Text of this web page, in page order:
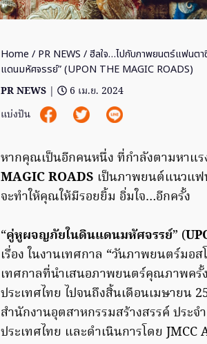
Home / PR NEWS / ฮีลใจ…ไปกับภาพยนตร์แฟนต
แดนมหัศจรรย์” (UPON THE MAGIC ROADS)
PR NEWS |
6 เม.ย. 2024
แบ่งปัน
หากคุณเป็นอีกคนหนึ่ง ที่กำลังตามหาแร
MAGIC ROADS เป็นภาพยนต์แนวแฟ
จะทำให้คุณให้มีรอยยิ้ม อิ่มใจ…อีกครั้ง
“คู่หูผจญภัยในดินแดนมหัศจรรย์” (
เรื่อง ในงานเทศกาล “วันภาพยนตร์ม
เทศกาลที่นำเสนอภาพยนตร์คุณภาพครั้
ประเทศไทย ไปจนถึงสิ้นเดือนเมษายน
สำนักงานอุตสาหกรรมสร้างสรรค์ ประจ
ประเทศไทย และดำเนินการโดย JMCC